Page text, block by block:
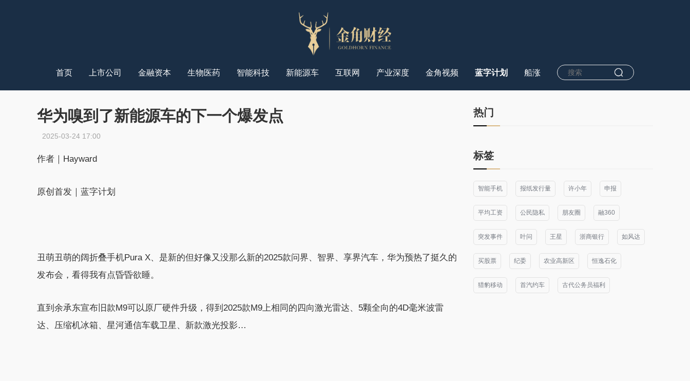
首页 上市公司 金融资本 生物医药 智能科技 新能源车 互联网 产业深度 金角视频 蓝字计划 船涨
华为嗅到了新能源车的下一个爆发点
2025-03-24 17:00
作者｜Hayward
原创首发｜蓝字计划
丑萌丑萌的阔折叠手机Pura X、是新的但好像又没那么新的2025款问界、智界、享界汽车，华为预热了挺久的
发布会，看得我有点昏昏欲睡。
直到余承东宣布旧款M9可以原厂硬件升级，得到2025款M9上相同的四向激光雷达、5颗全向的4D毫米波雷
达、压缩机冰箱、星河通信车载卫星、新款激光投影…
热门
标签
智能手机 报纸发行量 许小年 申报
平均工资 公民隐私 朋友圈 融360
突发事件 叶问 王星 浙商银行 如风达
买股票 纪委 农业高新区 恒逸石化
猎豹移动 首汽约车 古代公务员福利